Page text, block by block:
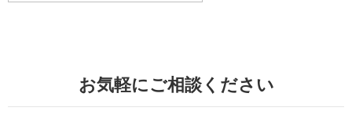
お気軽にご相談ください